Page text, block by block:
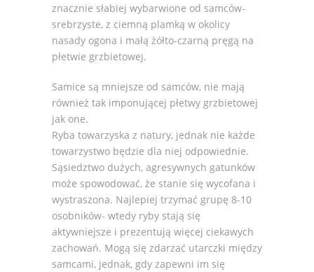
znacznie słabiej wybarwione od samców-
srebrzyste, z ciemną plamką w okolicy
nasady ogona i małą żółto-czarną pręgą na
płetwie grzbietowej.
Samice są mniejsze od samców, nie mają
również tak imponującej płetwy grzbietowej
jak one.
Ryba towarzyska z natury, jednak nie każde
towarzystwo będzie dla niej odpowiednie.
Sąsiedztwo dużych, agresywnych gatunków
może spowodować, że stanie się wycofana i
wystraszona. Najlepiej trzymać grupę 8-10
osobników- wtedy ryby stają się
aktywniejsze i prezentują więcej ciekawych
zachowań. Mogą się zdarzać utarczki między
samcami, jednak, gdy zapewni im się